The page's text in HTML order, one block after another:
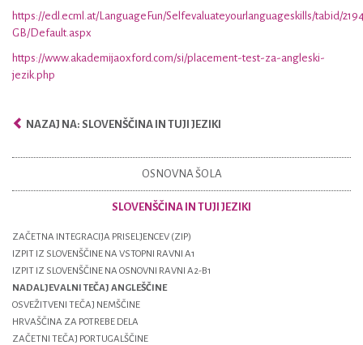
https://edl.ecml.at/LanguageFun/Selfevaluateyourlanguageskills/tabid/
GB/Default.aspx
https://www.akademijaoxford.com/si/placement-test-za-angleski-
jezik.php
NAZAJ NA: SLOVENŠČINA IN TUJI JEZIKI
OSNOVNA ŠOLA
SLOVENŠČINA IN TUJI JEZIKI
ZAČETNA INTEGRACIJA PRISELJENCEV (ZIP)
IZPIT IZ SLOVENŠČINE NA VSTOPNI RAVNI A1
IZPIT IZ SLOVENŠČINE NA OSNOVNI RAVNI A2-B1
NADALJEVALNI TEČAJ ANGLEŠČINE
OSVEŽITVENI TEČAJ NEMŠČINE
HRVAŠČINA ZA POTREBE DELA
ZAČETNI TEČAJ PORTUGALŠČINE